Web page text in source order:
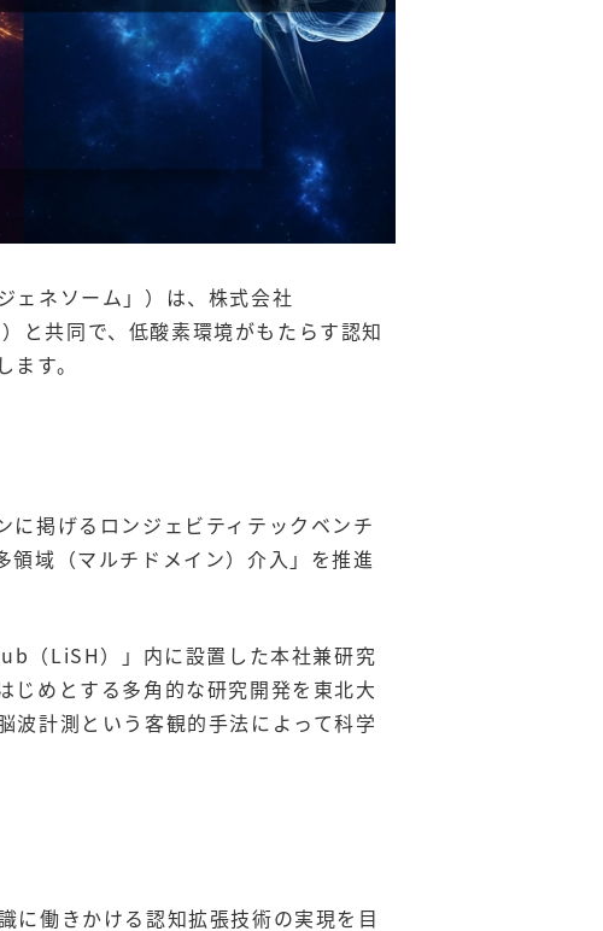
ェネソーム」）は、株式会社
と共同で、低酸素環境がもたらす認知
す。
に掲げるロンジェビティテックベンチ
域（マルチドメイン）介入」を推進
（LiSH）」内に設置した本社兼研究
じめとする多角的な研究開発を東北大
波計測という客観的手法によって科学
働きかける認知拡張技術の実現を目